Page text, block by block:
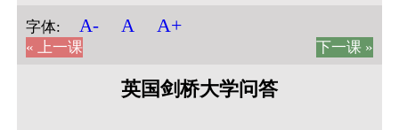
字体: A- A A+
« 上一课 下一课 »
英国剑桥大学问答